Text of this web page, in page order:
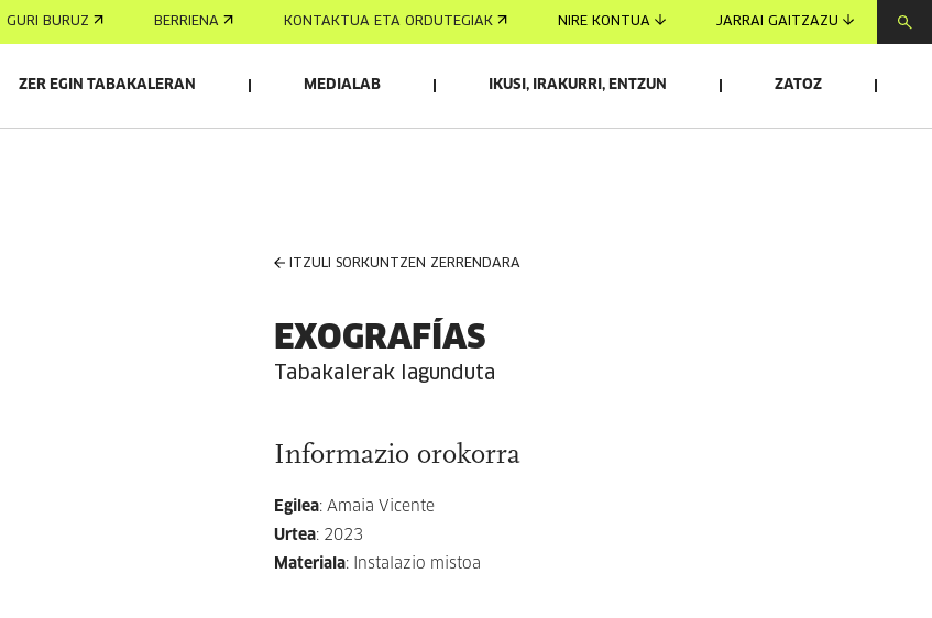
GURI BURUZ BERRIENA KONTAKTUA ETA ORDUTEGIAK NIRE KONTUA JARRAI GAITZAZU
ZER EGIN TABAKALERAN MEDIALAB IKUSI, IRAKURRI, ENTZUN ZATOZ
ITZULI SORKUNTZEN ZERRENDARA
EXOGRAFÍAS
Tabakalerak lagunduta
Informazio orokorra
Egilea:Amaia Vicente
Urtea: 2023
Materiala: Instalazio mistoa